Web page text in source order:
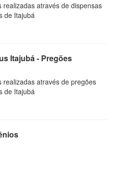
realizadas através de dispensas
de Itajubá
Itajubá - Pregões
realizadas através de pregões
de Itajubá